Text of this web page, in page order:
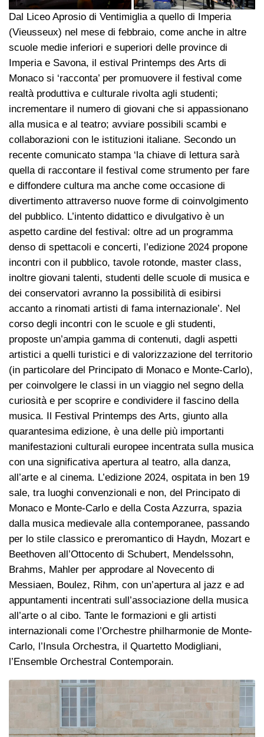
Dal Liceo Aprosio di Ventimiglia a quello di Imperia
(Vieusseux) nel mese di febbraio, come anche in altre
scuole medie inferiori e superiori delle province di
Imperia e Savona, il estival Printemps des Arts di
Monaco si ‘racconta’ per promuovere il festival come
realtà produttiva e culturale rivolta agli studenti;
incrementare il numero di giovani che si appassionano
alla musica e al teatro; avviare possibili scambi e
collaborazioni con le istituzioni italiane. Secondo un
recente comunicato stampa ‘la chiave di lettura sarà
quella di raccontare il festival come strumento per fare
e diffondere cultura ma anche come occasione di
divertimento attraverso nuove forme di coinvolgimento
del pubblico. L’intento didattico e divulgativo è un
aspetto cardine del festival: oltre ad un programma
denso di spettacoli e concerti, l’edizione 2024 propone
incontri con il pubblico, tavole rotonde, master class,
inoltre giovani talenti, studenti delle scuole di musica e
dei conservatori avranno la possibilità di esibirsi
accanto a rinomati artisti di fama internazionale’. Nel
corso degli incontri con le scuole e gli studenti,
proposte un’ampia gamma di contenuti, dagli aspetti
artistici a quelli turistici e di valorizzazione del territorio
(in particolare del Principato di Monaco e Monte-Carlo),
per coinvolgere le classi in un viaggio nel segno della
curiosità e per scoprire e condividere il fascino della
musica. Il Festival Printemps des Arts, giunto alla
quarantesima edizione, è una delle più importanti
manifestazioni culturali europee incentrata sulla musica
con una significativa apertura al teatro, alla danza,
all’arte e al cinema. L’edizione 2024, ospitata in ben 19
sale, tra luoghi convenzionali e non, del Principato di
Monaco e Monte-Carlo e della Costa Azzurra, spazia
dalla musica medievale alla contemporanee, passando
per lo stile classico e preromantico di Haydn, Mozart e
Beethoven all’Ottocento di Schubert, Mendelssohn,
Brahms, Mahler per approdare al Novecento di
Messiaen, Boulez, Rihm, con un’apertura al jazz e ad
appuntamenti incentrati sull’associazione della musica
all’arte o al cibo. Tante le formazioni e gli artisti
internazionali come l’Orchestre philharmonie de Monte-
Carlo, l’Insula Orchestra, il Quartetto Modigliani,
l’Ensemble Orchestral Contemporain.